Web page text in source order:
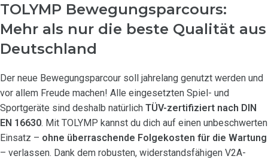
TOLYMP Bewegungsparcours:
Mehr als nur die beste Qualität aus
Deutschland
Der neue Bewegungsparcour soll jahrelang genutzt werden und
vor allem Freude machen! Alle eingesetzten Spiel- und
Sportgeräte sind deshalb natürlich TÜV-zertifiziert nach DIN
EN 16630. Mit TOLYMP kannst du dich auf einen unbeschwerten
Einsatz – ohne überraschende Folgekosten für die Wartung
– verlassen. Dank dem robusten, widerstandsfähigen V2A-